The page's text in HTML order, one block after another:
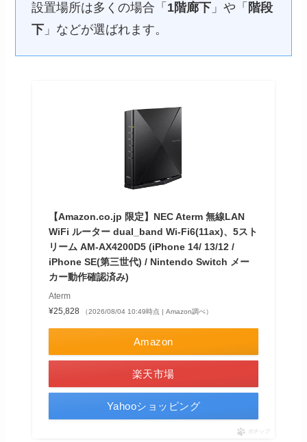
設置場所は多くの場合「 1階廊下」や「 階段
下」などが選ばれます。
【Amazon.co.jp 限定】NEC Aterm 無線LAN
WiFi ルーター dual_band Wi-Fi6(11ax)、5スト
リーム AM-AX4200D5 (iPhone 14/ 13/12 /
iPhone SE(第三世代) / Nintendo Switch メー
カー動作確認済み)
Aterm
¥25,828
（2026/08/04 10:49時点 | Amazon調べ）
Amazon
楽天市場
Yahooショッピング
ポチップ